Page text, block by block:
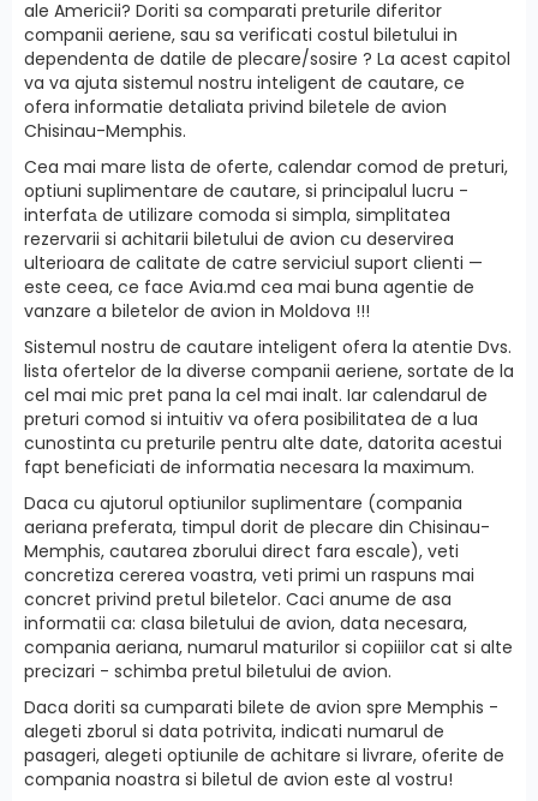
ale Americii? Doriti sa comparati preturile diferitor
companii aeriene, sau sa verificati costul biletului in
dependenta de datile de plecare/sosire ? La acest capitol
va va ajuta sistemul nostru inteligent de cautare, ce
ofera informatie detaliata privind biletele de avion
Chisinau-Memphis.
Cea mai mare lista de oferte, calendar comod de preturi,
optiuni suplimentare de cautare, si principalul lucru -
interfatа de utilizare comoda si simpla, simplitatea
rezervarii si achitarii biletului de avion cu deservirea
ulterioara de calitate de catre serviciul suport clienti —
este ceea, ce face Avia.md cea mai buna agentie de
vanzare a biletelor de avion in Moldova !!!
Sistemul nostru de cautare inteligent ofera la atentie Dvs.
lista ofertelor de la diverse companii aeriene, sortate de la
cel mai mic pret pana la cel mai inalt. Iar calendarul de
preturi comod si intuitiv va ofera posibilitatea de a lua
cunostinta cu preturile pentru alte date, datorita acestui
fapt beneficiati de informatia necesara la maximum.
Daca cu ajutorul optiunilor suplimentare (compania
aeriana preferata, timpul dorit de plecare din Chisinau-
Memphis, cautarea zborului direct fara escale), veti
concretiza cererea voastra, veti primi un raspuns mai
concret privind pretul biletelor. Caci anume de asa
informatii ca: clasa biletului de avion, data necesara,
compania aeriana, numarul maturilor si copiiilor cat si alte
precizari - schimba pretul biletului de avion.
Daca doriti sa cumparati bilete de avion spre Memphis -
alegeti zborul si data potrivita, indicati numarul de
pasageri, alegeti optiunile de achitare si livrare, oferite de
compania noastra si biletul de avion este al vostru!